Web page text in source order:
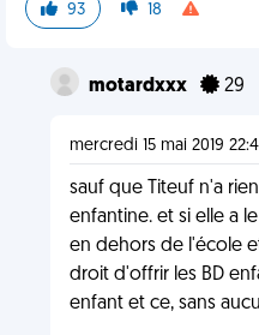
93 18
motardxxx 29
mercredi 15 mai 2019
sauf que Titeuf n'a
enfantine. et si elle a
en dehors de l'école
droit d'offrir les BD
enfant et ce, sans